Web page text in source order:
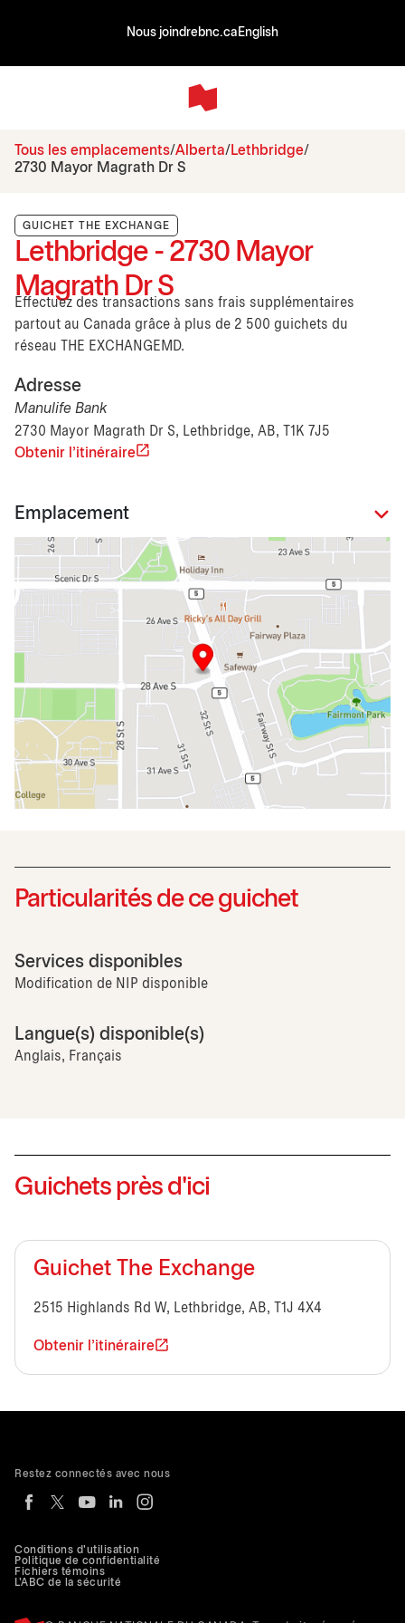
Nous joindrebnc.ca English
Tous les emplacements Alberta
Lethbridge
2730 Mayor Magrath Dr S
GUICHET THE EXCHANGE
Lethbridge - 2730 Mayor
Magrath Dr S
Effectuez des transactions sans frais supplémentaires
partout au Canada grâce à plus de 2 500 guichets du
réseau THE EXCHANGEMD.
Adresse
Manulife Bank
2730 Mayor Magrath Dr S, Lethbridge, AB, T1K 7J5
Obtenir l'itinéraire
Emplacement
Particularités de ce guichet
Services disponibles
Modification de NIP disponible
Langue(s) disponible(s)
Anglais, Français
Guichets près d'ici
Guichet The Exchange
2515 Highlands Rd W, Lethbridge, AB, T1J 4X4
Obtenir l'itinéraire
Conditions d'utilisation
Politique de confidentialité
Fichiers témoins
L'ABC de la sécurité
Restez connectés avec nous